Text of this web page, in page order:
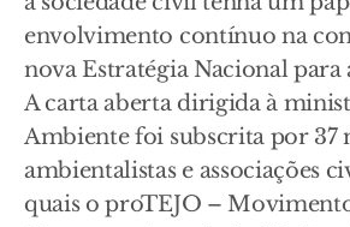
envolvimento contínuo na
nova Estratégia Nacional para
A carta aberta dirigida à
Ambiente foi subscrita por 37
ambientalistas e associações
quais o proTEJO –